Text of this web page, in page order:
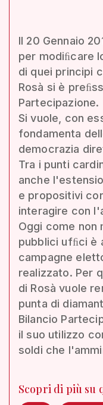
Il 20 Gennaio
per modiﬁcare
di quei principi
Rosà si è
Partecipazione.
Si vuole, con
fondamenta
democrazia
Tra i punti
anche
e propositivi
interagire con
Oggi come non
pubblici ufﬁci è
campagne
realizzato. Per
di Rosà vuole
punta di
Bilancio
il suo utilizzo
soldi che
Scopri di più su